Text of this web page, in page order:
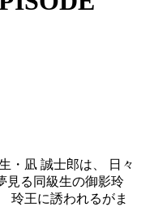
・凪 誠士郎は、 日々
見る同級生の御影玲
玲王に誘われるがま